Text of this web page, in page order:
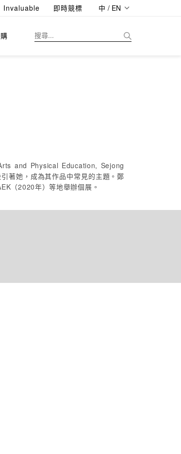
Invaluable 即時競標 中 / EN
and Physical Education, Sejong
著她，成為其作品中常見的主題。鄭
（2020年）等地舉辦個展。